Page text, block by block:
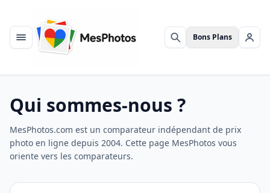
Menu Rechercher
Bons Plans Se
Qui sommes-nous ?
MesPhotos.com est un comparateur indépendant de prix
photo en ligne depuis 2004. Cette page MesPhotos vous
oriente vers les comparateurs.